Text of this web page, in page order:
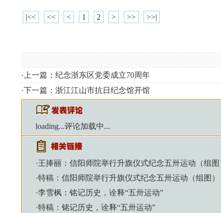
|<< << < 1 2 > >> >>|
·上一篇： 纪念浙东区党委成立70周年
·下一篇： 浙江江山市抗日纪念馆开馆
loading...评论加载中...
·王捧丽：信阳师院举行升旗仪式纪念五卅运动（组图
·特稿：信阳师院举行升旗仪式纪念五卅运动（组图）
·李雪枫：铭记历史，诠释“五卅运动”
·特稿：铭记历史，诠释“五卅运动”